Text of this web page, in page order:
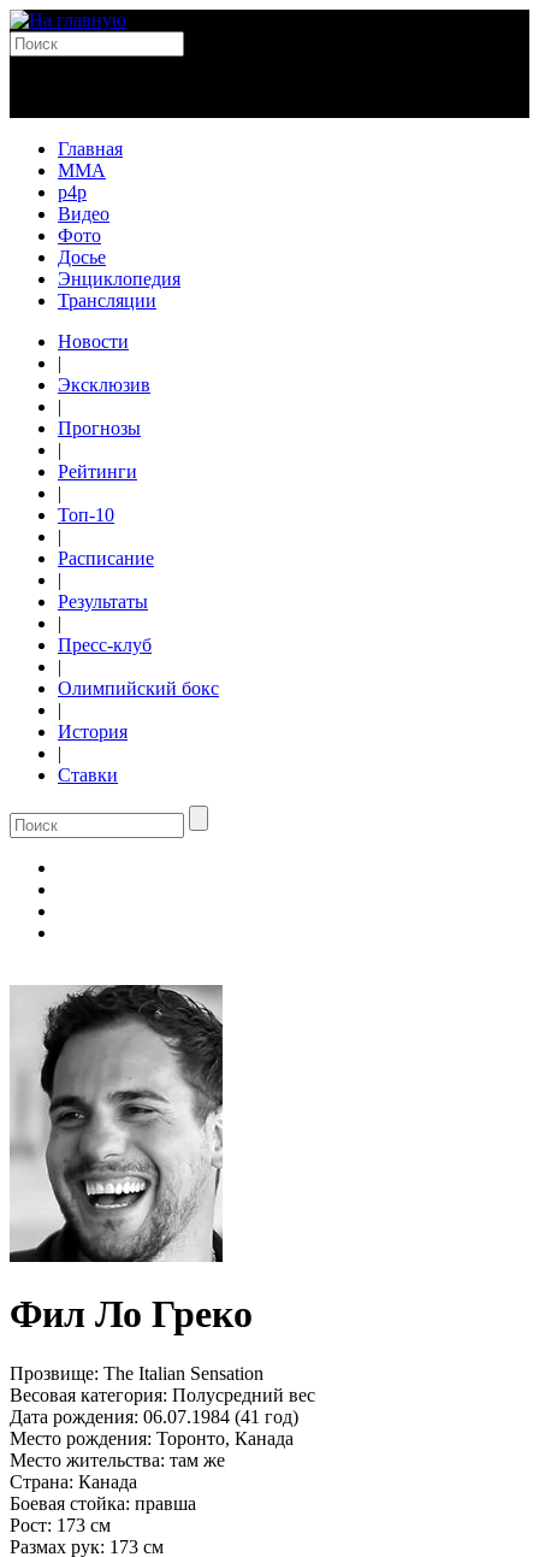
Главная
MMA
p4p
Видео
Фото
Досье
Энциклопедия
Трансляции
Новости
|
Эксклюзив
|
Прогнозы
|
Рейтинги
|
Топ-10
|
Расписание
|
Результаты
|
Пресс-клуб
|
Олимпийский бокс
|
История
|
Ставки
Фил Ло Греко
Прозвище: The Italian Sensation
Весовая категория: Полусредний вес
Дата рождения: 06.07.1984 (41 год)
Место рождения: Торонто, Канада
Место жительства: там же
Страна: Канада
Боевая стойка: правша
Рост: 173 см
Размах рук: 173 см